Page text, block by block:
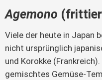
Agemono
Viele der heute in Japan
nicht ursprünglich
und Korokke
gemischtes Gemüse-